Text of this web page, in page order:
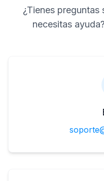
¿Tienes preguntas
necesitas